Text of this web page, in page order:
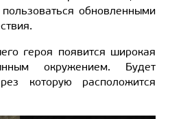
обновленными
героя появится широкая
окружением. Будет
которую расположится